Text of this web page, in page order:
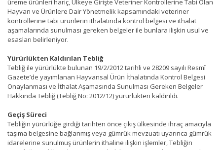
üreme ürünleri hariç, Ülkeye Girişte Veteriner Kontrollerine Tabi Olan
Hayvan ve Ürünlere Dair Yönetmelik kapsamındaki veteriner
kontrollerine tabi ürünlerin ithalatında kontrol belgesi ve ithalat
aşamalarında sunulması gereken belgeler ile bunlara ilişkin usul ve
esasları belirleniyor.
Yürürlükten Kaldırılan Tebliğ
Tebliğ ile yürürlükte bulunan 19/2/2012 tarihli ve 28209 sayılı Resmî
Gazete’de yayımlanan Hayvansal Ürün İthalatında Kontrol Belgesi
Onaylanması ve İthalat Aşamasında Sunulması Gereken Belgeler
Hakkında Tebliğ (Tebliğ No: 2012/12) yürürlükten kaldırıldı.
Geçiş Süreci
Tebliğin yürürlüğe girdiği tarihten önce çıkış ülkesinde ihraç amacıyla
taşıma belgesine bağlanmış veya gümrük mevzuatı uyarınca gümrük
idarelerine sunulmuş ürünlerin ithaline ilişkin işlemler, Tebliğin